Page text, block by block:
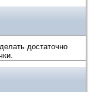
достаточно